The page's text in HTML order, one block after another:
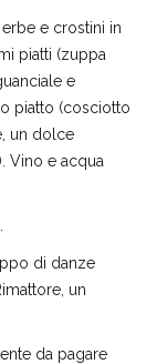
e crostini in
piatti (zuppa
e
piatto (cosciotto
un dolce
Vino e acqua
di danze
un
da pagare